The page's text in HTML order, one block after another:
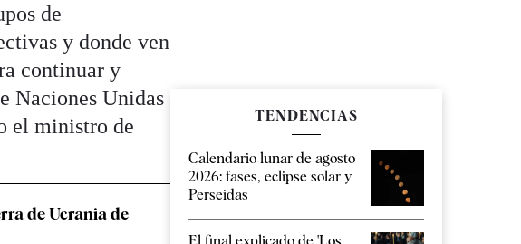
de
y donde ven
continuar y
Naciones Unidas
el ministro de
de Ucrania de
TENDENCIAS
Calendario lunar de agosto
2026: fases, eclipse solar y
Perseidas